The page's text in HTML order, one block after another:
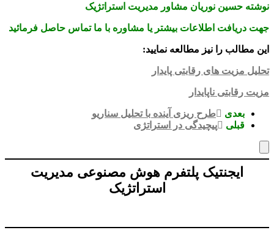
نوشته حسین نوریان مشاور مدیریت استراتژیک
جهت دریافت اطلاعات بیشتر یا مشاوره با ما تماس حاصل فرمائید
این مطالب را نیز مطالعه نمایید:
تحلیل مزیت های رقابتی پایدار
مزیت رقابتی ناپایدار
بعدی
طرح ریزی آینده با تحلیل سناریو
قبلی
پیچیدگی در استراتژی
ایجنتیک پلتفرم هوش مصنوعی مدیریت
استراتژیک